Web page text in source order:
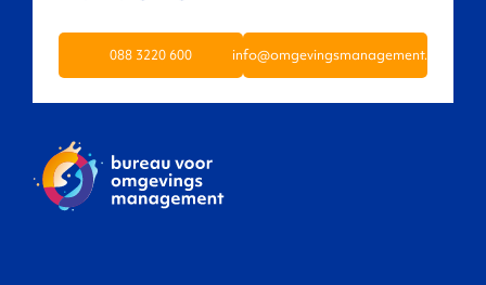
088 3220 600 info@omgevingsmanagement.nl